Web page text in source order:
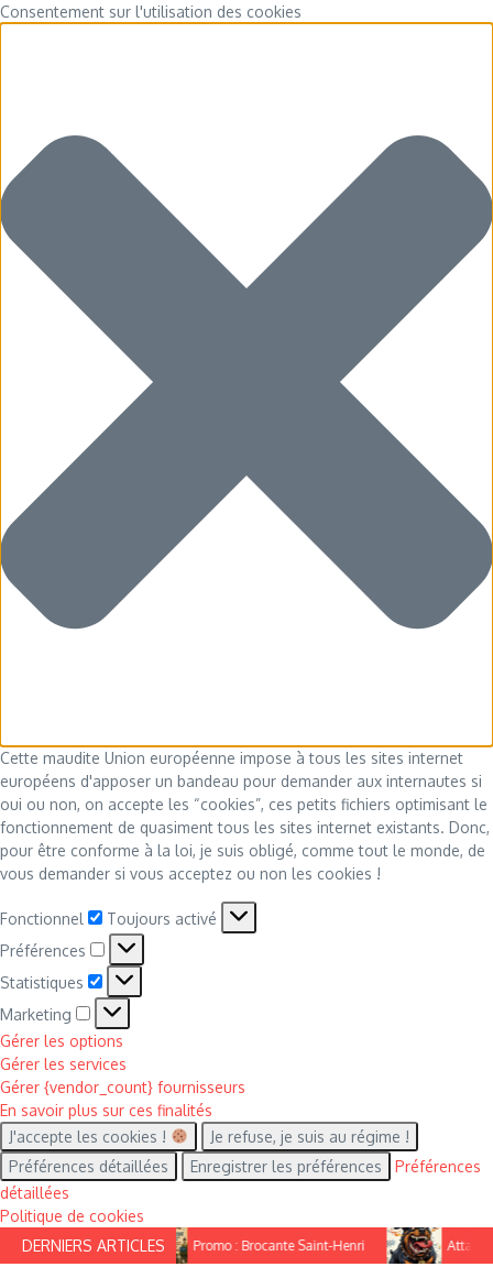
Consentement sur l'utilisation des cookies
Cette maudite Union européenne impose à tous les sites internet
européens d'apposer un bandeau pour demander aux internautes si
oui ou non, on accepte les “cookies”, ces petits fichiers optimisant le
fonctionnement de quasiment tous les sites internet existants. Donc,
pour être conforme à la loi, je suis obligé, comme tout le monde, de
vous demander si vous acceptez ou non les cookies !
Fonctionnel Fonctionnel
Toujours activé
Préférences
Préférences
Statistiques Statistiques
Marketing
Marketing
Gérer les options
Gérer les services
Gérer {vendor_count} fournisseurs
En savoir plus sur ces finalités
J'accepte les cookies !
Je refuse, je suis au régime !
Préférences détaillées
Enregistrer les préférences
Préférences
détaillées
Politique de cookies
Aller au contenu
DERNIERS ARTICLES Promo : Brocante Saint-Henri Attaque